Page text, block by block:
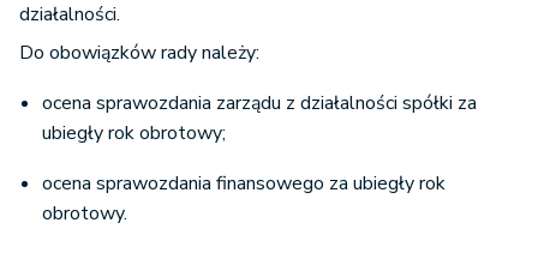
działalności.
Do obowiązków rady należy:
ocena sprawozdania zarządu z działalności spółki za
ubiegły rok obrotowy;
ocena sprawozdania finansowego za ubiegły rok
obrotowy.